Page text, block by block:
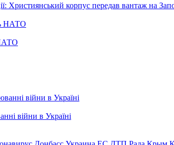
Християнський корпус передав вантаж на
війни в Україні